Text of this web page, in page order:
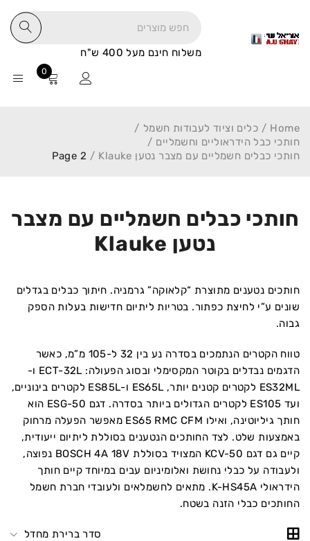
משלוח חינם מעל 400 ש"ח
0
חותכי כבלים חשמליים עם מצבר
נטען Klauke
Home
/ כלים וציוד לעבודות חשמל /
חותכי כבל הידראוליים וחשמליים /
חותכי כבלים חשמליים עם מצבר נטען Klauke
/
Page 2
חותכים נטענים מתוצרת “קלאוקה” גרמניה. חיתוך כבלים בגדלים
שונים ע”י לחיצת כפתור. בטריות ליתיום חדישות בעלות הספק
גבוה.
טווח הקטרים הנתמכים בסדרה נע בין 32 ל-105 מ”מ, כאשר
הדגמים נבדלים בקוטר המקסימלי ובסוג הפעולה: ECT-32L ו-
ES32ML לקטרים קטנים יותר, ES65L ו-ES85L לקטרים בינוניים,
ועד ES105 לקטרים הגדולים ביותר בסדרה. דגם ESG-50 הוא
חותך גיליוטינה, ואילו ES65 RMC CFM מאפשר הפעלה מרחוק
באמצעות שלט. לצד החותכים הנטענים בסוללת ליתיום ייעודית,
קיים גם דגם KCV-50 המצויד בסוללת BOSCH 4A 18V נפוצה,
ולעבודה על כבלי נחושת ואלומיניום עבים במיוחד קיים חותך
הידראולי K-HS45A. מתאים לחשמלאים ולעובדי חברת חשמל
החותכים כבלי הזנה בשטח.
סדר ברירת מחדל